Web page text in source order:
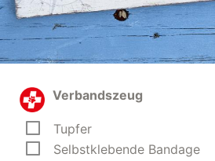
Verbandszeug
Tupfer
Selbstklebende Bandage